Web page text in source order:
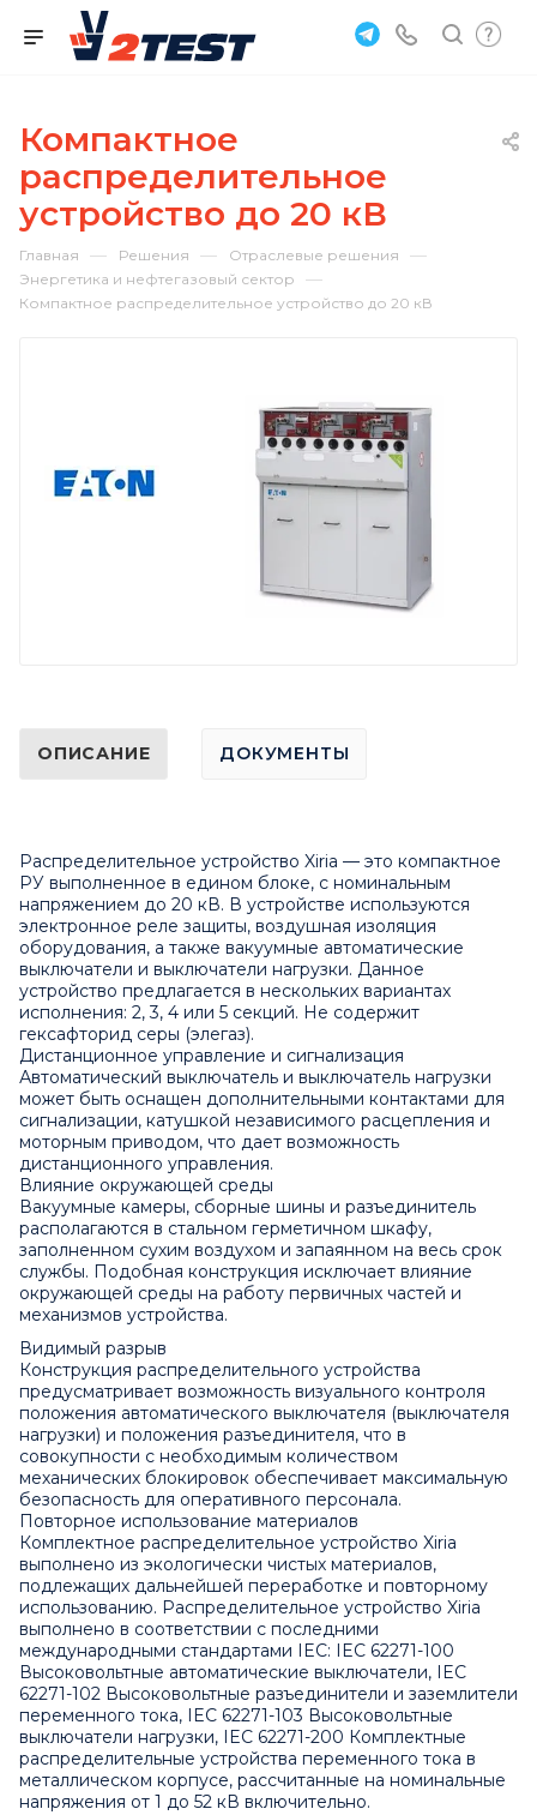
Компактное
распределительное
устройство до 20 кВ
Главная — Решения — Отраслевые решения —
Энергетика и нефтегазовый сектор —
Компактное распределительное устройство до 20 кВ
ОПИСАНИЕ ДОКУМЕНТЫ
Распределительное устройство Xiria — это компактное
РУ выполненное в едином блоке, с номинальным
напряжением до 20 кВ. В устройстве используются
электронное реле защиты, воздушная изоляция
оборудования, а также вакуумные автоматические
выключатели и выключатели нагрузки. Данное
устройство предлагается в нескольких вариантах
исполнения: 2, 3, 4 или 5 секций. Не содержит
гексафторид серы (элегаз).
Дистанционное управление и сигнализация
Автоматический выключатель и выключатель нагрузки
может быть оснащен дополнительными контактами для
сигнализации, катушкой независимого расцепления и
моторным приводом, что дает возможность
дистанционного управления.
Влияние окружающей среды
Вакуумные камеры, сборные шины и разъединитель
располагаются в стальном герметичном шкафу,
заполненном сухим воздухом и запаянном на весь срок
службы. Подобная конструкция исключает влияние
окружающей среды на работу первичных частей и
механизмов устройства.
Видимый разрыв
Конструкция распределительного устройства
предусматривает возможность визуального контроля
положения автоматического выключателя (выключателя
нагрузки) и положения разъединителя, что в
совокупности с необходимым количеством
механических блокировок обеспечивает максимальную
безопасность для оперативного персонала.
Повторное использование материалов
Комплектное распределительное устройство Xiria
выполнено из экологически чистых материалов,
подлежащих дальнейшей переработке и повторному
использованию. Распределительное устройство Xiria
выполнено в соответствии с последними
международными стандартами IEC: IEC 62271-100
Высоковольтные автоматические выключатели, IEC
62271-102 Высоковольтные разъединители и заземлители
переменного тока, IEC 62271-103 Высоковольтные
выключатели нагрузки, IEC 62271-200 Комплектные
распределительные устройства переменного тока в
металлическом корпусе, рассчитанные на номинальные
напряжения от 1 до 52 кВ включительно.